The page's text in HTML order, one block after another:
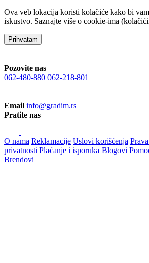
Ova veb lokacija koristi kolačiće kako bi
iskustvo. Saznajte više o cookie-ima
Prihvatam
Pozovite nas
062-480-880 062-218-801
Email info@gradim.rs
Pratite nas
O nama Reklamacije Uslovi korišćenja
privatnosti Plaćanje i isporuka Blogovi
Brendovi